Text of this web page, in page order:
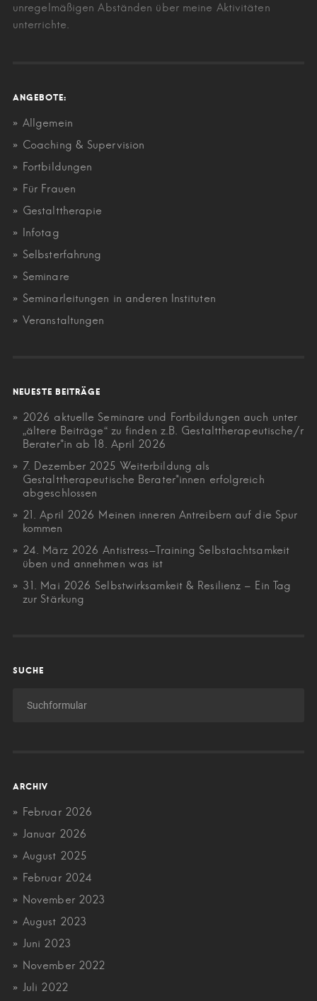
unregelmäßigen Abständen über meine Aktivitäten
unterrichte.
ANGEBOTE:
Allgemein
Coaching & Supervision
Fortbildungen
Für Frauen
Gestalttherapie
Infotag
Selbsterfahrung
Seminare
Seminarleitungen in anderen Instituten
Veranstaltungen
NEUESTE BEITRÄGE
2026 aktuelle Seminare und Fortbildungen auch unter
„ältere Beiträge“ zu finden z.B. Gestalttherapeutische/r
Berater*in ab 18. April 2026
7. Dezember 2025 Weiterbildung als
Gestalttherapeutische Berater*innen erfolgreich
abgeschlossen
21. April 2026 Meinen inneren Antreibern auf die Spur
kommen
24. März 2026 Antistress-Training Selbstachtsamkeit
üben und annehmen was ist
31. Mai 2026 Selbstwirksamkeit & Resilienz – Ein Tag
zur Stärkung
SUCHE
ARCHIV
Februar 2026
Januar 2026
August 2025
Februar 2024
November 2023
August 2023
Juni 2023
November 2022
Juli 2022